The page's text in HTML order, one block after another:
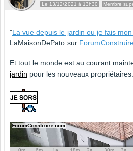
Le 13/12/2021 à 13h30 Membre
"La vue depuis le jardin ou je fais
LaMaisonDePato sur
Et tout le monde est au courant
jardin pour les nouveaux propriétaires.